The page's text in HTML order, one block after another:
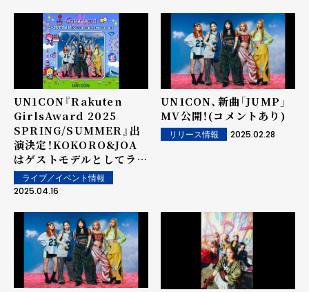
UN1CON『Rakuten
GirlsAward 2025
SPRING/SUMMER』出
演決定！KOKORO&JOA
はゲストモデルとしてラン
ウェイにも登場予定
ライブ／イベント情報
2025.04.16
UN1CON、新曲「JUMP」
MV公開！(コメントあり)
リリース情報 2025.02.28